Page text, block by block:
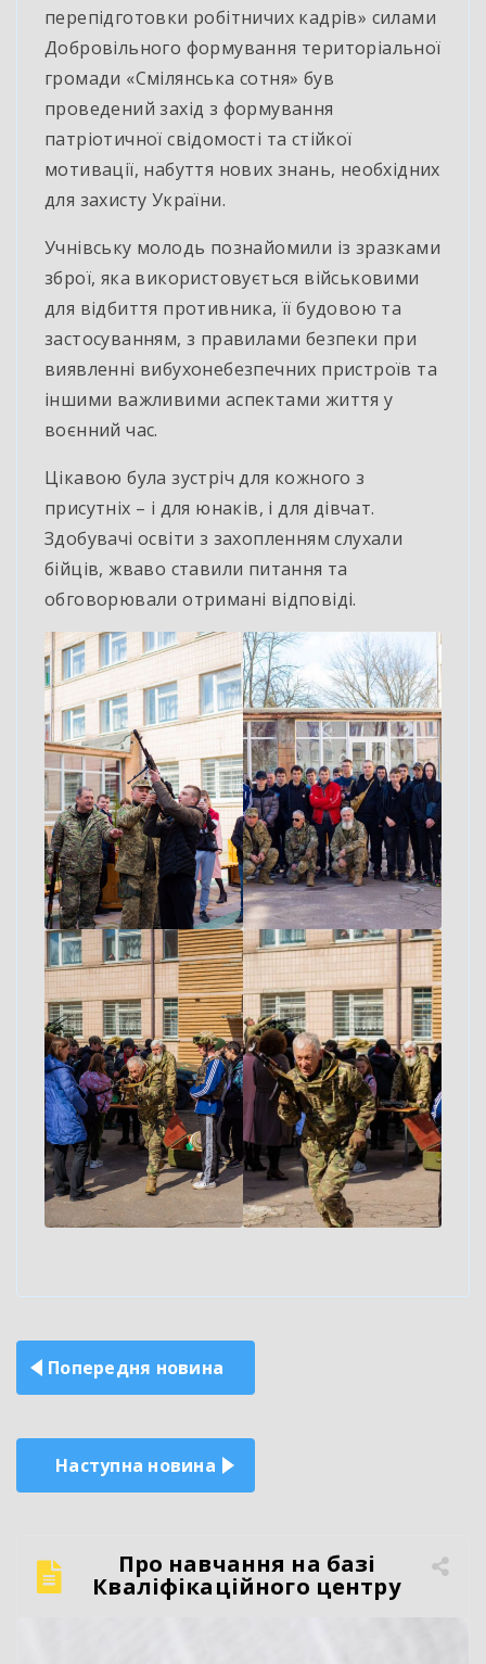
перепідготовки робітничих кадрів» силами
Добровільного формування територіальної
громади «Смілянська сотня» був
проведений захід з формування
патріотичної свідомості та стійкої
мотивації, набуття нових знань, необхідних
для захисту України.
Учнівську молодь познайомили із зразками
зброї, яка використовується військовими
для відбиття противника, її будовою та
застосуванням, з правилами безпеки при
виявленні вибухонебезпечних пристроїв та
іншими важливими аспектами життя у
воєнний час.
Цікавою була зустріч для кожного з
присутніх – і для юнаків, і для дівчат.
Здобувачі освіти з захопленням слухали
бійців, жваво ставили питання та
обговорювали отримані відповіді.
Навігація
записів
Попередня новина
Наступна новина
Про навчання на базі
Кваліфікаційного центру